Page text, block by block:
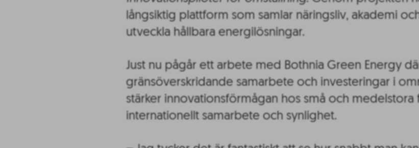
långsiktig plattform som samlar näringsliv, akademi
utveckla hållbara energilösningar.
Just nu pågår ett arbete med Bothnia Green Energy
gränsöverskridande samarbete och investeringar i
stärker innovationsförmågan hos små och medelstora
internationellt samarbete och synlighet.